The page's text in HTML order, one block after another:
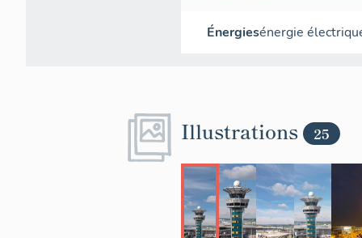
Énergiesénergie
Illustrations 25